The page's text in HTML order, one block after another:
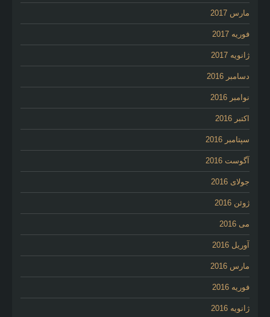
مارس 2017
فوریه 2017
ژانویه 2017
دسامبر 2016
نوامبر 2016
اکتبر 2016
سپتامبر 2016
آگوست 2016
جولای 2016
ژوئن 2016
می 2016
آوریل 2016
مارس 2016
فوریه 2016
ژانویه 2016